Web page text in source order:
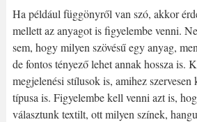
Ha például függönyről van szó, akkor
mellett az anyagot is figyelembe venni.
sem, hogy milyen szövésű egy anyag,
de fontos tényező lehet annak hossza is.
megjelenési stílusok is, amihez szervesen
típusa is. Figyelembe kell venni azt is,
választunk textilt, ott milyen színek,